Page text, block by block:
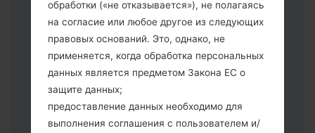
питание, громкости и домой.
Подключите USB кабель и нажмите
клавиши: уменьшение звука и Bixbi.
Нажмите и удерживайте клавиши:
питания и увеличения громкости
Далее подключите к компьютеру,
программа Odin должна определить
обработки («не отказывается»), не полагаясь
на согласие или любое другое из следующих
правовых оснований. Это, однако, не
применяется, когда обработка персональных
данных является предметом Закона ЕС о
защите данных;
предоставление данных необходимо для
выполнения соглашения с пользователем и/